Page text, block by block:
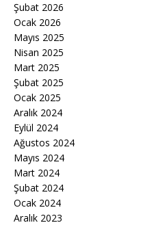
Şubat 2026
Ocak 2026
Mayıs 2025
Nisan 2025
Mart 2025
Şubat 2025
Ocak 2025
Aralık 2024
Eylül 2024
Ağustos 2024
Mayıs 2024
Mart 2024
Şubat 2024
Ocak 2024
Aralık 2023